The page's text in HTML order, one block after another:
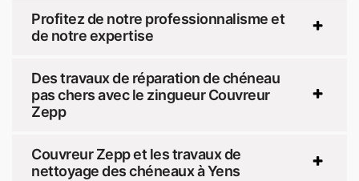
Profitez de notre professionnalisme et
de notre expertise
Des travaux de réparation de chéneau
pas chers avec le zingueur Couvreur
Zepp
Couvreur Zepp et les travaux de
nettoyage des chéneaux à Yens